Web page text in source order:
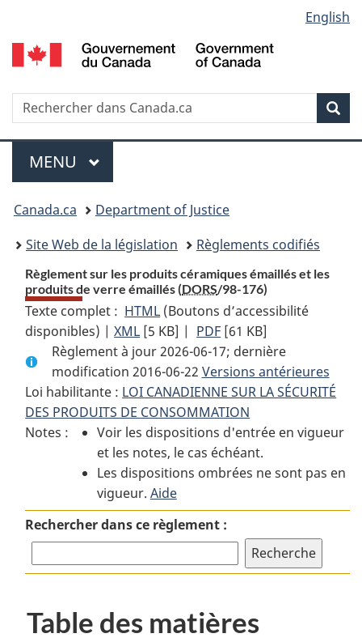
au
contenu
propos
de
la
HTML
simplifiée
selection
English
Recherche
Menu
MENU PRINCIPAL
You
are
here:
Canada.ca
Department of Justice
Site Web de la législation
Règlements codifiés
Règlement sur les produits céramiques émaillés et les
produits de verre émaillés (DORS/98-176)
Texte complet : HTML Texte
complet
:
Règlement
sur
les
produits
céramiques
émaillés
et
les
produits
verre
(Boutons d’accessibilité
disponibles) |XML Texte
complet
:
Règlement
sur
les
produits
céramiques
émaillés
et
les
de
émaillés
[5 KB] | PDF Texte
complet
:
Règlement
sur
les
produits
céramiques
et
les
produits
de
émaillés
[61 KB]
Règlement à jour 2026-06-17; dernière
modification 2016-06-22 Versions antérieures
Loi habilitante : LOI CANADIENNE SUR LA SÉCURITÉ
DES PRODUITS DE CONSOMMATION
Notes :
Voir les dispositions d'entrée en vigueur
et les notes, le cas échéant.
Les dispositions ombrées ne sont pas en
vigueur. Aide
Rechercher dans ce règlement :
Table des matières